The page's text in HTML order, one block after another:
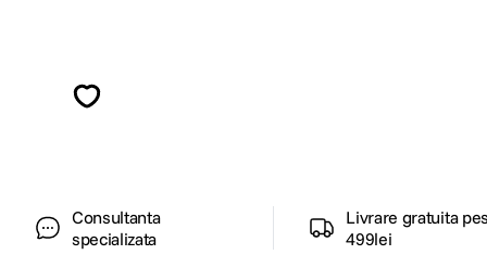
Consultanta
specializata
Livrare gratuita
499lei